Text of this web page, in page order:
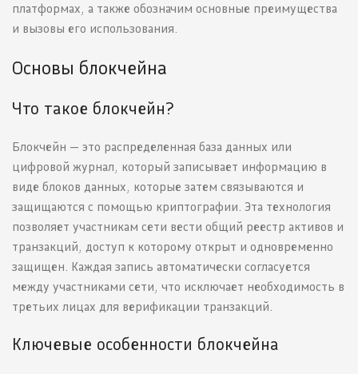
платформах, а также обозначим основные преимущества
и вызовы его использования.
Основы блокчейна
Что такое блокчейн?
Блокчейн — это распределенная база данных или
цифровой журнал, который записывает информацию в
виде блоков данных, которые затем связываются и
защищаются с помощью криптографии. Эта технология
позволяет участникам сети вести общий реестр активов и
транзакций, доступ к которому открыт и одновременно
защищен. Каждая запись автоматически согласуется
между участниками сети, что исключает необходимость в
третьих лицах для верификации транзакций.
Ключевые особенности блокчейна